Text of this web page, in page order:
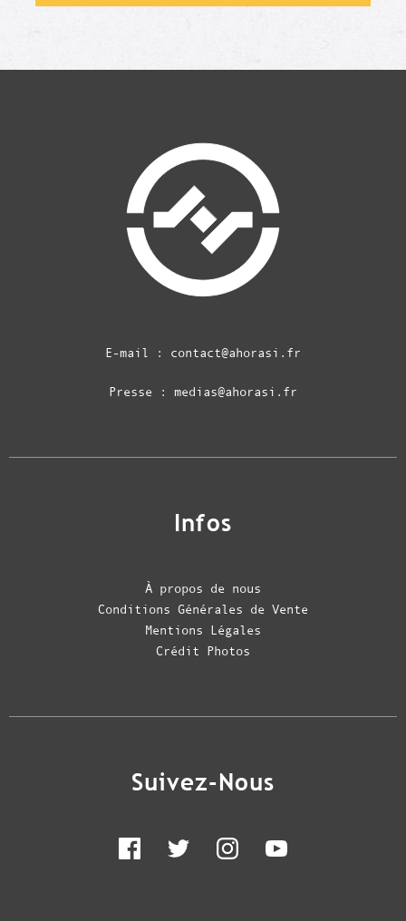
E-mail : contact@ahorasi.fr
Presse : medias@ahorasi.fr
Infos
À propos de nous
Conditions Générales de Vente
Mentions Légales
Crédit Photos
Suivez-Nous